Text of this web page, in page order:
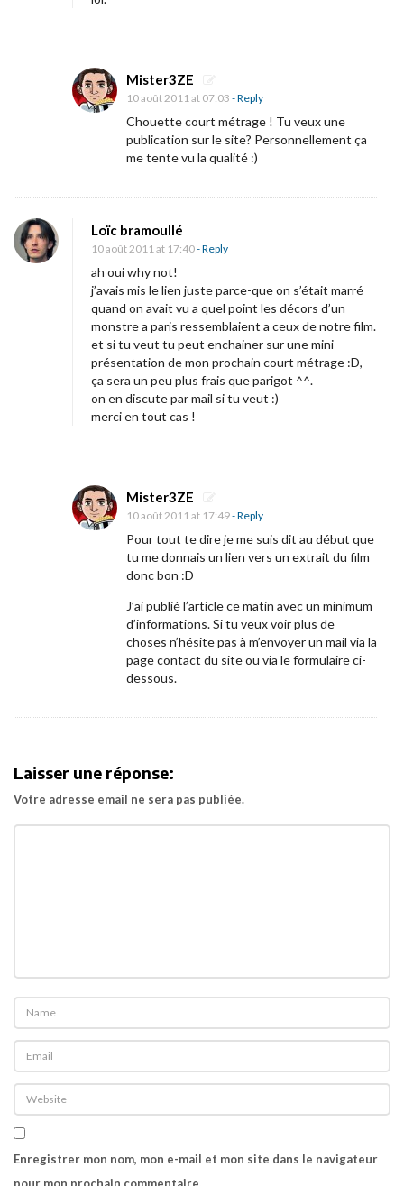
g
e
u
«
U
n
m
o
n
s
e
à
Mister3ZE
10 août 2011 at 07:03 - Reply
Chouette court métrage ! Tu veux une
publication sur le site? Personnellement ça
me tente vu la qualité :)
Loïc bramoullé
10 août 2011 at 17:40- Reply
ah oui why not!
j’avais mis le lien juste parce-que on s’était marré
quand on avait vu a quel point les décors d’un
monstre a paris ressemblaient a ceux de notre film.
et si tu veut tu peut enchainer sur une mini
présentation de mon prochain court métrage :D,
ça sera un peu plus frais que parigot ^^.
on en discute par mail si tu veut :)
merci en tout cas !
Mister3ZE
10 août 2011 at 17:49- Reply
Pour tout te dire je me suis dit au début que
tu me donnais un lien vers un extrait du film
donc bon :D
J’ai publié l’article ce matin avec un minimum
d’informations. Si tu veux voir plus de
choses n’hésite pas à m’envoyer un mail via la
page contact du site ou via le formulaire ci-
dessous.
Laisser une réponse:
Votre adresse email ne sera pas publiée.
Enregistrer mon nom, mon e-mail et mon site dans le navigateur
pour mon prochain commentaire.